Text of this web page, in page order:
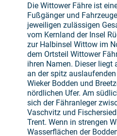
Die Wittower Fähre ist
Fußgänger und
jeweiligen zulässigen
vom Kernland der Insel
zur Halbinsel Wittow im
dem Ortsteil Wittower
ihren Namen. Dieser liegt
an der spitz
Wieker Bodden und
nördlichen Ufer. Am
sich der Fähranleger
Vaschvitz und
Trent. Wenn in strengen
Wasserflächen der